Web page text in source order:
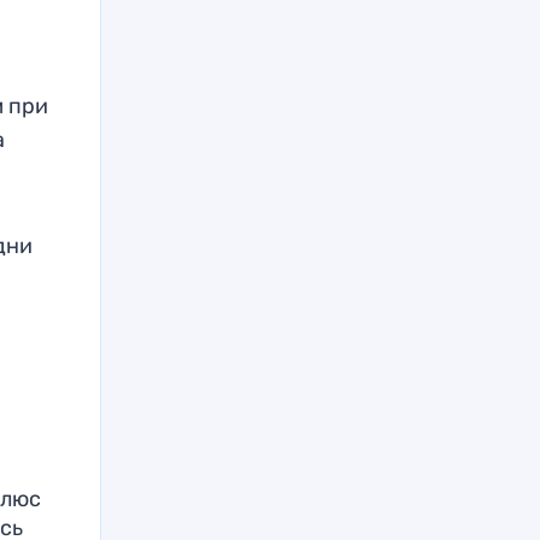
при